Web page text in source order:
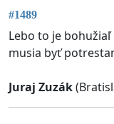
#1489
Lebo to je
musia byť
Juraj Zuzák